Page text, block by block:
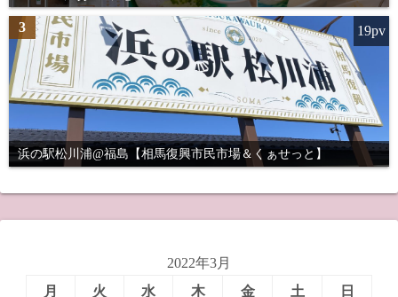
3
浜の駅松川浦@福島【相馬復興市民市場＆くぁせっと】
19pv
2022年3月
月
火 水 木 金 土 日